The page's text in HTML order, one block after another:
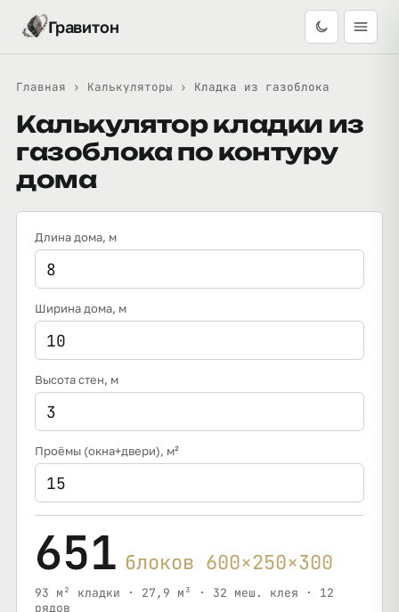
Гравитон
Главная › Калькуляторы › Кладка из газоблока
Калькулятор кладки из
газоблока по контуру
дома
Длина дома, м
Ширина дома, м
Высота стен, м
Проёмы (окна+двери), м²
651 блоков 600×250×300
93 м² кладки · 27,9 м³ · 32 меш. клея · 12
рядов